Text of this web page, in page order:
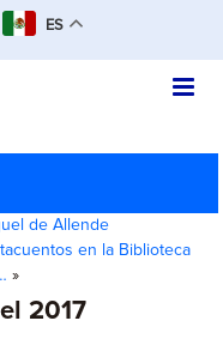
ES
de Allende
en la Biblioteca
»
2017